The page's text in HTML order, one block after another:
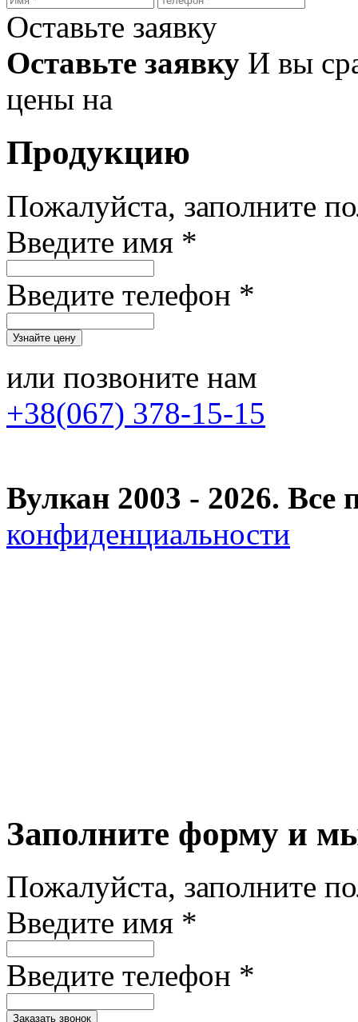
Оставьте заявку
Оставьте заявку И вы
цены на
Продукцию
Пожалуйста, заполните
Введите имя *
Введите телефон *
или позвоните нам
+38(067) 378-15-15
Вулкан 2003 - 2026.
конфиденциальности
Заполните форму и
Пожалуйста, заполните
Введите имя *
Введите телефон *